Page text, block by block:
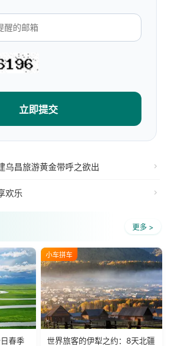
立即提交
乌昌旅游黄金带呼之欲出
欢乐
更多 >
春季
小车拼车
世界旅客的伊犁之约：8天北疆